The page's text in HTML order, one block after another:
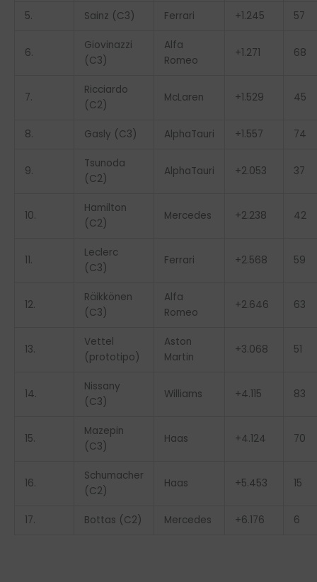
5. Sainz (C3) Ferrari +1.245 57
6.
Giovinazzi
(C3)
Alfa
Romeo
+1.271 68
7.
Ricciardo
(C2)
McLaren +1.529 45
8. Gasly (C3) AlphaTauri +1.557 74
9.
Tsunoda
(C2)
AlphaTauri +2.053 37
10.
Hamilton
(C2)
Mercedes +2.238 42
11.
Leclerc
(C3)
Ferrari +2.568 59
12.
Räikkönen
(C3)
Alfa
Romeo
+2.646 63
13.
Vettel
(prototipo)
Aston
Martin
+3.068 51
14.
Nissany
(C3)
Williams +4.115 83
15.
Mazepin
(C3)
Haas +4.124 70
16.
Schumacher
(C2)
Haas +5.453 15
17. Bottas (C2) Mercedes +6.176 6